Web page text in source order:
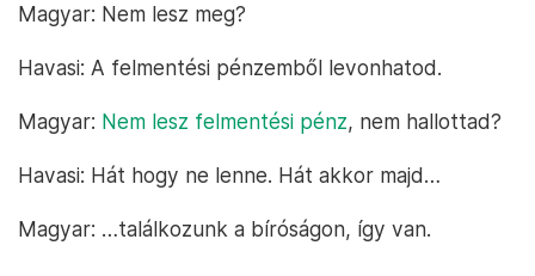
Magyar: Nem lesz meg?
Havasi: A felmentési pénzemből levonhatod.
Magyar: Nem lesz felmentési pénz, nem hallottad?
Havasi: Hát hogy ne lenne. Hát akkor majd…
Magyar: …találkozunk a bíróságon, így van.